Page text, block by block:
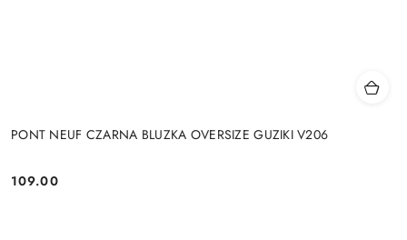
PONT NEUF CZARNA BLUZKA OVERSIZE GUZIKI V206
Cena:
109.00